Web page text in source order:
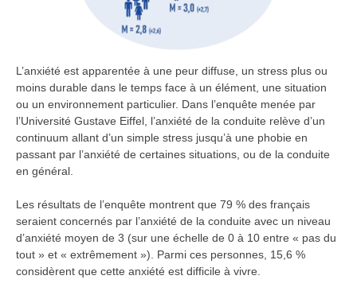
L’anxiété est apparentée à une peur diffuse, un stress plus ou
moins durable dans le temps face à un élément, une situation
ou un environnement particulier. Dans l’enquête menée par
l’Université Gustave Eiffel, l’anxiété de la conduite relève d’un
continuum allant d’un simple stress jusqu’à une phobie en
passant par l’anxiété de certaines situations, ou de la conduite
en général.
Les résultats de l’enquête montrent que 79 % des français
seraient concernés par l’anxiété de la conduite avec un niveau
d’anxiété moyen de 3 (sur une échelle de 0 à 10 entre « pas du
tout » et « extrêmement »). Parmi ces personnes, 15,6 %
considèrent que cette anxiété est difficile à vivre.